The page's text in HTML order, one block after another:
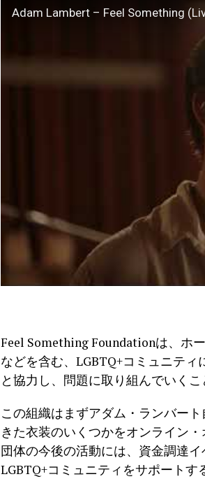
Adam Lambert – Feel Something
Feel Something Foundationは、ホ
などを含む、LGBTQ+コミュニテ
と協力し、問題に取り組んでいくこ
この組織はまずアダム・ランバー
きた衣装のいくつかをオンライン
団体の今後の活動には、資金調達
LGBTQ+コミュニティをサポートす